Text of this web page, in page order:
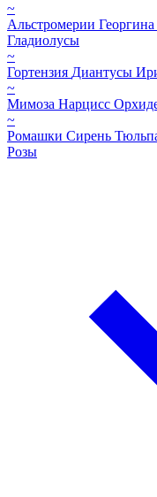
~
Альстромерии Георгина
Гладиолусы
~
Гортензия Диантусы
~
Мимоза Нарцисс
~
Ромашки Сирень
Розы